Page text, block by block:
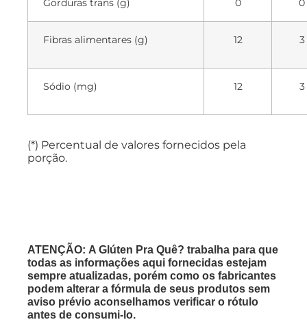
Gorduras trans (g) 0 0
Fibras alimentares (g) 12 3
Sódio (mg) 12 3
(*) Percentual de valores fornecidos pela
porção.
ATENÇÃO: A Glúten Pra Quê? trabalha para que
todas as informações aqui fornecidas estejam
sempre atualizadas, porém como os fabricantes
podem alterar a fórmula de seus produtos sem
aviso prévio aconselhamos verificar o rótulo
antes de consumi-lo.